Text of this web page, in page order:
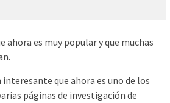
ahora es muy popular y que muchas
que ahora es uno de los
páginas de investigación de